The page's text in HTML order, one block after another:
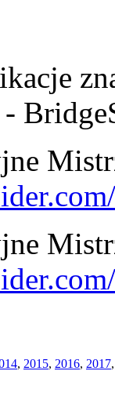
, 2015, 2016, 2017